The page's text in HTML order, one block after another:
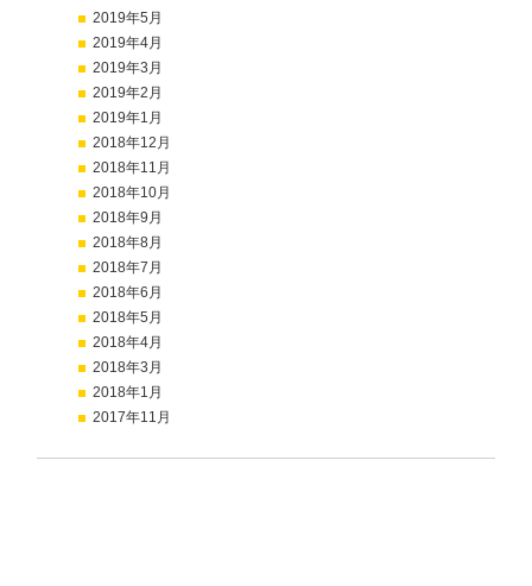
2019年5月
2019年4月
2019年3月
2019年2月
2019年1月
2018年12月
2018年11月
2018年10月
2018年9月
2018年8月
2018年7月
2018年6月
2018年5月
2018年4月
2018年3月
2018年1月
2017年11月